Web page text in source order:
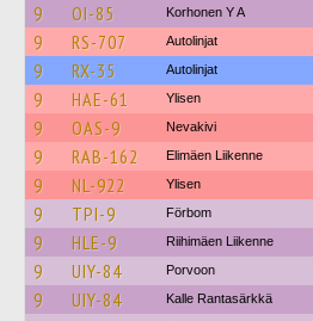
9 OI-85 Korhonen Y A
9 RS-707 Autolinjat
9 RX-35 Autolinjat
9 HAE-61 Ylisen
9 OAS-9 Nevakivi
9 RAB-162 Elimäen Liikenne
9 NL-922 Ylisen
9 TPI-9 Förbom
9 HLE-9 Riihimäen Liikenne
9 UIY-84 Porvoon
9 UIY-84 Kalle Rantasärkkä